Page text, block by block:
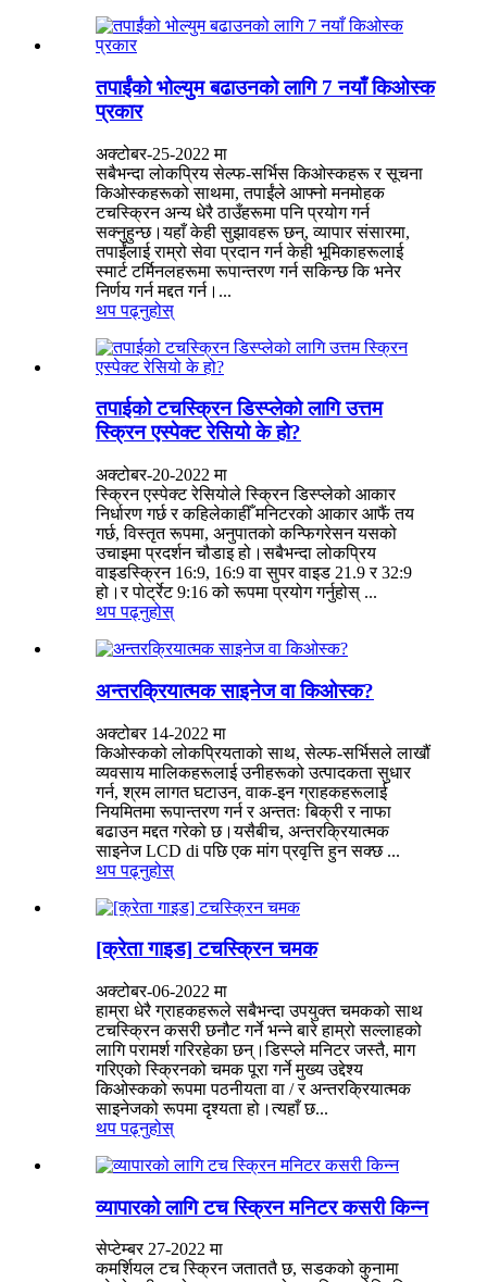
तपाईंको भोल्युम बढाउनको लागि 7 नयाँ किओस्क
प्रकार
अक्टोबर-25-2022 मा
सबैभन्दा लोकप्रिय सेल्फ-सर्भिस किओस्कहरू र सूचना
किओस्कहरूको साथमा, तपाईंले आफ्नो मनमोहक
टचस्क्रिन अन्य धेरै ठाउँहरूमा पनि प्रयोग गर्न
सक्नुहुन्छ।यहाँ केही सुझावहरू छन्, व्यापार संसारमा,
तपाईंलाई राम्रो सेवा प्रदान गर्न केही भूमिकाहरूलाई
स्मार्ट टर्मिनलहरूमा रूपान्तरण गर्न सकिन्छ कि भनेर
निर्णय गर्न मद्दत गर्न।...
थप पढ्नुहोस्
तपाईको टचस्क्रिन डिस्प्लेको लागि उत्तम
स्क्रिन एस्पेक्ट रेसियो के हो?
अक्टोबर-20-2022 मा
स्क्रिन एस्पेक्ट रेसियोले स्क्रिन डिस्प्लेको आकार
निर्धारण गर्छ र कहिलेकाहीँ मनिटरको आकार आफैं तय
गर्छ, विस्तृत रूपमा, अनुपातको कन्फिगरेसन यसको
उचाइमा प्रदर्शन चौडाइ हो।सबैभन्दा लोकप्रिय
वाइडस्क्रिन 16:9, 16:9 वा सुपर वाइड 21.9 र 32:9
हो।र पोर्ट्रेट 9:16 को रूपमा प्रयोग गर्नुहोस् ...
थप पढ्नुहोस्
अन्तरक्रियात्मक साइनेज वा किओस्क?
अक्टोबर 14-2022 मा
किओस्कको लोकप्रियताको साथ, सेल्फ-सर्भिसले लाखौं
व्यवसाय मालिकहरूलाई उनीहरूको उत्पादकता सुधार
गर्न, श्रम लागत घटाउन, वाक-इन ग्राहकहरूलाई
नियमितमा रूपान्तरण गर्न र अन्ततः बिक्री र नाफा
बढाउन मद्दत गरेको छ।यसैबीच, अन्तरक्रियात्मक
साइनेज LCD di पछि एक मांग प्रवृत्ति हुन सक्छ ...
थप पढ्नुहोस्
[क्रेता गाइड] टचस्क्रिन चमक
अक्टोबर-06-2022 मा
हाम्रा धेरै ग्राहकहरूले सबैभन्दा उपयुक्त चमकको साथ
टचस्क्रिन कसरी छनौट गर्ने भन्ने बारे हाम्रो सल्लाहको
लागि परामर्श गरिरहेका छन्।डिस्प्ले मनिटर जस्तै, माग
गरिएको स्क्रिनको चमक पूरा गर्ने मुख्य उद्देश्य
किओस्कको रूपमा पठनीयता वा / र अन्तरक्रियात्मक
साइनेजको रूपमा दृश्यता हो।त्यहाँ छ...
थप पढ्नुहोस्
व्यापारको लागि टच स्क्रिन मनिटर कसरी किन्न
सेप्टेम्बर 27-2022 मा
कमर्शियल टच स्क्रिन जताततै छ, सडकको कुनामा